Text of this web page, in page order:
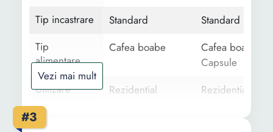
maxima
ceasca:
Tip incastrare
Standard
Standard
Tip
alimentare
Cafea boabe
Cafea boabe
Capsule
Utilizare
Rezidential
Rezidential
Tip bautura
Vezi mai mult
#3